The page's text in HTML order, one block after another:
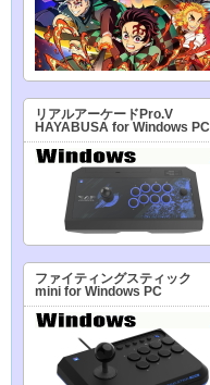
リアルアーケードPro.V
HAYABUSA for Windows PC
ファイティングスティック
mini for Windows PC